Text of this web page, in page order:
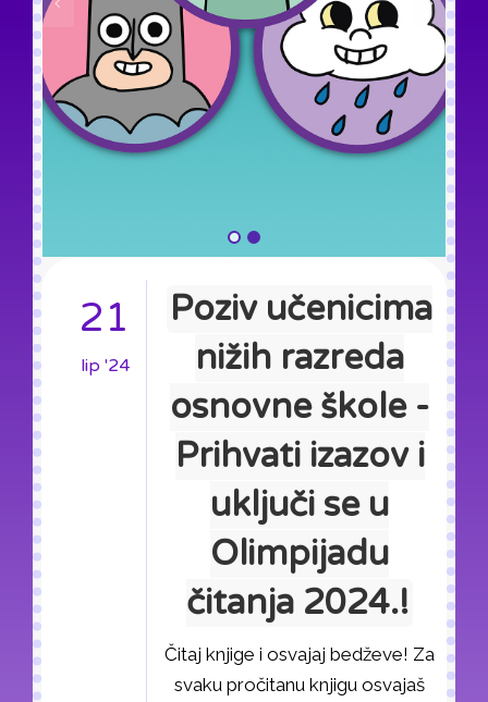
21
lip '24
Poziv učenicima
nižih razreda
osnovne škole -
Prihvati izazov i
uključi se u
Olimpijadu
čitanja 2024.!
Čitaj knjige i osvajaj bedževe! Za
svaku pročitanu knjigu osvajaš